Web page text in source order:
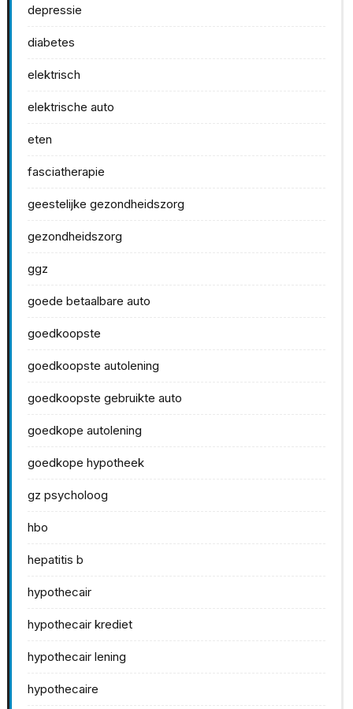
depressie
diabetes
elektrisch
elektrische auto
eten
fasciatherapie
geestelijke gezondheidszorg
gezondheidszorg
ggz
goede betaalbare auto
goedkoopste
goedkoopste autolening
goedkoopste gebruikte auto
goedkope autolening
goedkope hypotheek
gz psycholoog
hbo
hepatitis b
hypothecair
hypothecair krediet
hypothecair lening
hypothecaire